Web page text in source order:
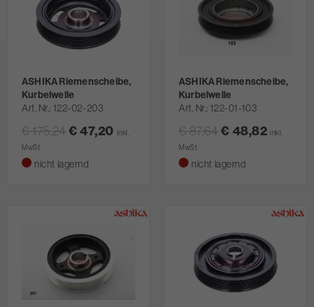
ASHIKA Riemenscheibe,
Kurbelwelle
Art. Nr. 122-02-203
€ 175,24€ 47,20 inkl.
MwSt.
nicht lagernd
ASHIKA Riemenscheibe,
Kurbelwelle
Art. Nr. 122-01-103
€ 87,64€ 48,82 inkl.
MwSt.
nicht lagernd